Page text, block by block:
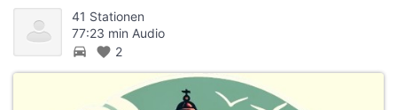
41 Stationen
77:23 min Audio
directions_car favorite 2